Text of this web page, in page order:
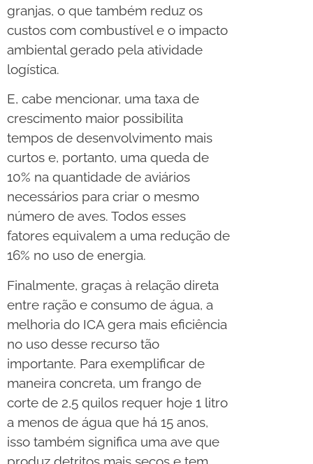
granjas, o que também reduz os
custos com combustível e o impacto
ambiental gerado pela atividade
logística.
E, cabe mencionar, uma taxa de
crescimento maior possibilita
tempos de desenvolvimento mais
curtos e, portanto, uma queda de
10% na quantidade de aviários
necessários para criar o mesmo
número de aves. Todos esses
fatores equivalem a uma redução de
16% no uso de energia.
Finalmente, graças à relação direta
entre ração e consumo de água, a
melhoria do ICA gera mais eficiência
no uso desse recurso tão
importante. Para exemplificar de
maneira concreta, um frango de
corte de 2,5 quilos requer hoje 1 litro
a menos de água que há 15 anos,
isso também significa uma ave que
produz detritos mais secos e tem